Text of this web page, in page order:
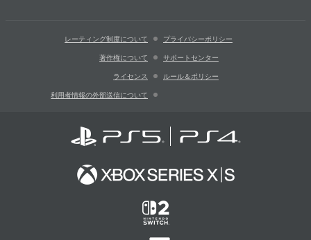
レーティング制度について プライバシーポリシー
著作権について サポートセンター
ライセンス ルール＆ポリシー
利用者情報の外部送信について